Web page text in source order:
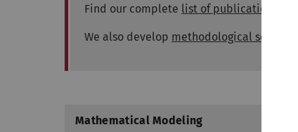
Find our complete list of publications here
We also develop methodological software
Mathematical Modeling